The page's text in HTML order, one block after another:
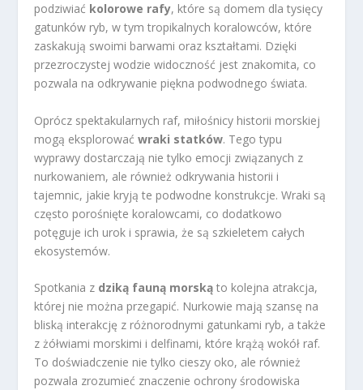
podziwiać kolorowe rafy, które są domem dla tysięcy
gatunków ryb, w tym tropikalnych koralowców, które
zaskakują swoimi barwami oraz kształtami. Dzięki
przezroczystej wodzie widoczność jest znakomita, co
pozwala na odkrywanie piękna podwodnego świata.
Oprócz spektakularnych raf, miłośnicy historii morskiej
mogą eksplorowaćwraki statków. Tego typu
wyprawy dostarczają nie tylko emocji związanych z
nurkowaniem, ale również odkrywania historii i
tajemnic, jakie kryją te podwodne konstrukcje. Wraki są
często porośnięte koralowcami, co dodatkowo
potęguje ich urok i sprawia, że są szkieletem całych
ekosystemów.
Spotkania z dziką fauną morską to kolejna atrakcja,
której nie można przegapić. Nurkowie mają szansę na
bliską interakcję z różnorodnymi gatunkami ryb, a także
z żółwiami morskimi i delfinami, które krążą wokół raf.
To doświadczenie nie tylko cieszy oko, ale również
pozwala zrozumieć znaczenie ochrony środowiska